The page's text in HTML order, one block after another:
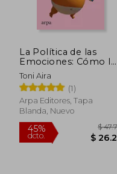
La Política de las
Emociones: Cómo los
Sentimientos
Gobiernan el Mundo
Toni Aira
(1)
Arpa Editores, Tapa
Blanda, Nuevo